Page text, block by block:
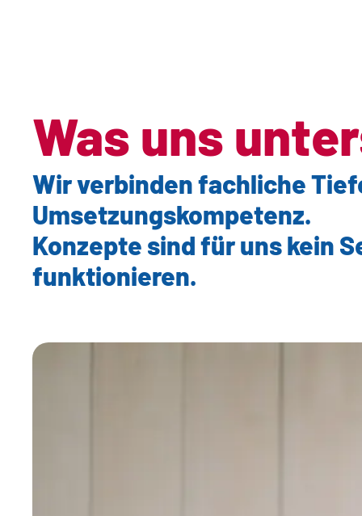
Was uns
Wir verbinden fachliche
Umsetzungskompetenz.
Konzepte sind für uns kein
funktionieren.